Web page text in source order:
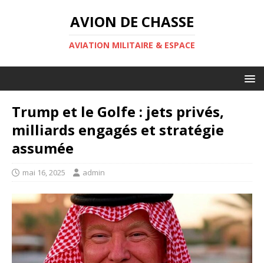
AVION DE CHASSE
AVIATION MILITAIRE & ESPACE
Trump et le Golfe : jets privés,
milliards engagés et stratégie
assumée
mai 16, 2025 admin